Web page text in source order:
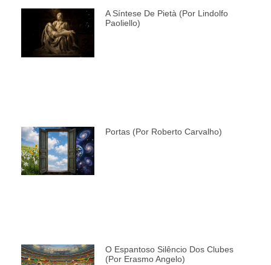
A Síntese De Pietà (por Lindolfo
Paoliello)
Portas (por Roberto Carvalho)
O Espantoso Silêncio Dos Clubes
(por Erasmo Angelo)